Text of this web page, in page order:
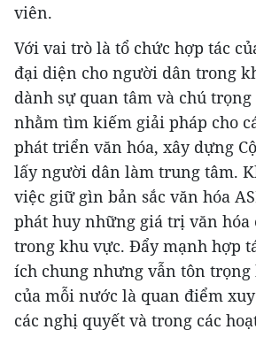
viên.
Với vai trò là tổ chức hợp tác
đại diện cho người dân trong
dành sự quan tâm và chú
nhằm tìm kiếm giải pháp cho
phát triển văn hóa, xây dựng
lấy người dân làm trung tâm.
việc giữ gìn bản sắc văn hóa
phát huy những giá trị văn hóa
trong khu vực. Đẩy mạnh hợp
ích chung nhưng vẫn tôn trọng
của mỗi nước là quan điểm
các nghị quyết và trong các